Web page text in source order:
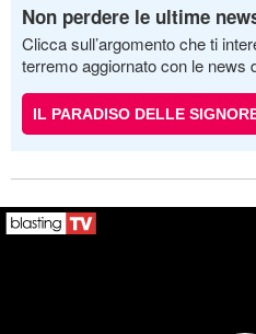
Non perdere le ultime
Clicca sull’argomento che ti
terremo aggiornato con le news
IL PARADISO DELLE